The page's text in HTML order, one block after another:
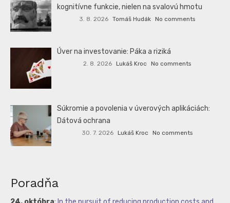
kognitívne funkcie, nielen na svalovú hmotu
3. 8. 2026 Tomáš Hudák No comments
Úver na investovanie: Páka a riziká
2. 8. 2026 Lukáš Kroc No comments
Súkromie a povolenia v úverových aplikáciách:
Dátová ochrana
30. 7. 2026 Lukáš Kroc No comments
Poradňa